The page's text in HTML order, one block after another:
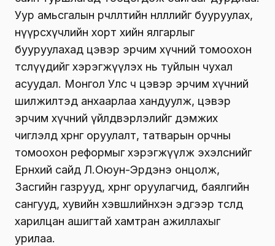
Уур амьсгалын өөрчлөлтийн нөлөөллийг бууруулах,
нүүрсхүчлийн хорт хийн ялгарлыг
бууруулахад цэвэр эрчим хүчний томоохон
төслүүдийг хэрэгжүүлэх нь туйлын чухал
асуудал. Монгол Улс ч цэвэр эрчим хүчний
шилжилтэд анхаарлаа хандуулж, цэвэр
эрчим хүчний үйлдвэрлэлийг дэмжих
чиглэлд хөрөнгө оруулалт, татварын орчны
томоохон реформыг хэрэгжүүлж эхэлснийг
Ерөнхий сайд Л.Оюун-Эрдэнэ онцолж,
Засгийн газрууд, хөрөнгө оруулагчид, баялгийн
сангууд, хувийн хэвшлийнхэн эдгээр төсөлд
харилцан ашигтай хамтран ажиллахыг
урилаа.